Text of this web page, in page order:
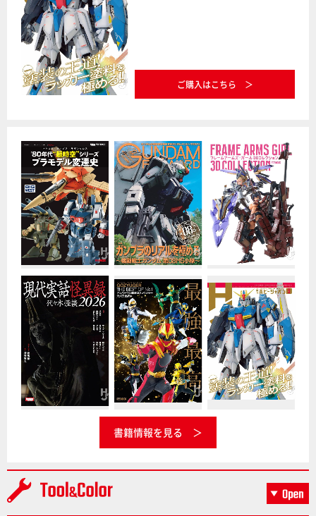
ご購入はこちら
書籍情報を見る